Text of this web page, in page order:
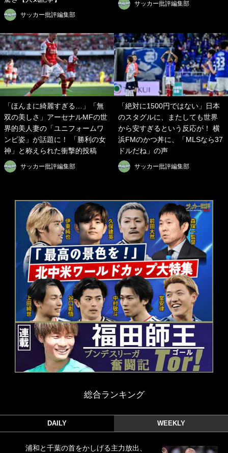
サッカー批評編集部
サッカー批評編集部
「ほんまに綺麗すぎる…」「無
双の美しさ」アーセナルMFの世
界的美人妻の「ユニフォームワ
ンピ姿」が話題に！ 「勝利の女
神」と称えられた衝撃的投稿
サッカー批評編集部
「絶対に1500円ではない」日本
のスタグルに、またしても世界
から安すぎるという反応が！ 横
浜FMのかつ丼に、「MLSなら37
ドルだね」の声
サッカー批評編集部
総合ランキング
DAILY WEEKLY
浦和と千葉の首をかしげる主力放出、